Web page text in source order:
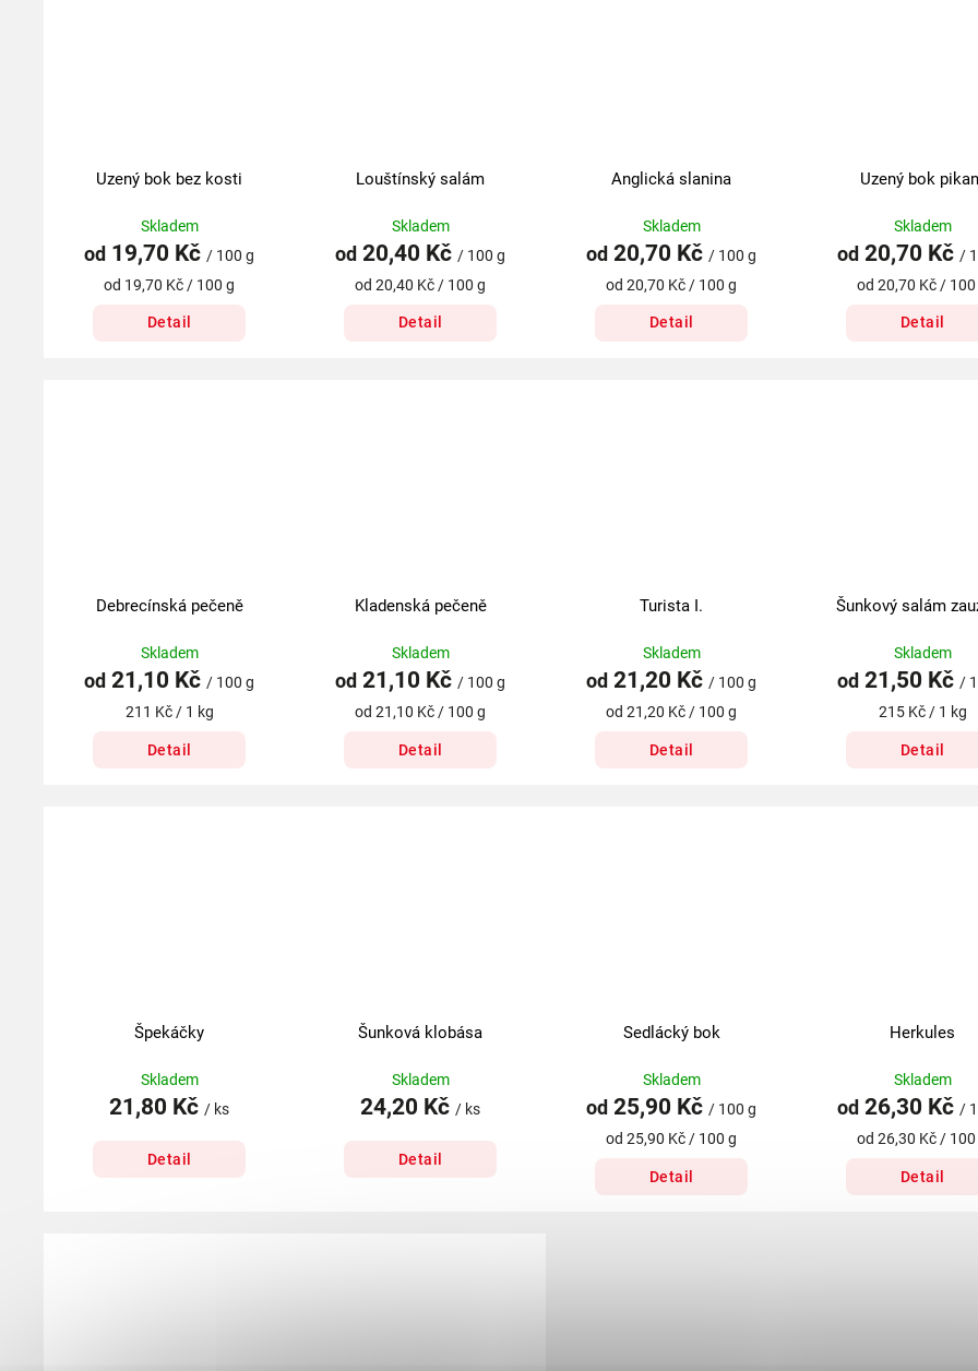
Uzený bok bez kosti
Skladem
od 19,70 Kč / 100 g
od 19,70 Kč / 100 g
Detail
Louštínský salám
Skladem
od 20,40 Kč / 100 g
od 20,40 Kč / 100 g
Detail
Anglická slanina
Skladem
od 20,70 Kč / 100 g
od 20,70 Kč / 100 g
Detail
Uzený bok
Skladem
od 20,70 Kč /
od 20,70 Kč / 100
Detail
Debrecínská pečeně
Skladem
od 21,10 Kč / 100 g
211 Kč / 1 kg
Detail
Kladenská pečeně
Skladem
od 21,10 Kč / 100 g
od 21,10 Kč / 100 g
Detail
Turista I.
Skladem
od 21,20 Kč / 100 g
od 21,20 Kč / 100 g
Detail
Šunkový salám
Skladem
od 21,50 Kč /
215 Kč / 1 kg
Detail
Špekáčky
Skladem
21,80 Kč / ks
Detail
Šunková klobása
Skladem
24,20 Kč / ks
Detail
Sedlácký bok
Skladem
od 25,90 Kč / 100 g
od 25,90 Kč / 100 g
Detail
Herkules
Skladem
od 26,30 Kč /
od 26,30 Kč / 100
Detail